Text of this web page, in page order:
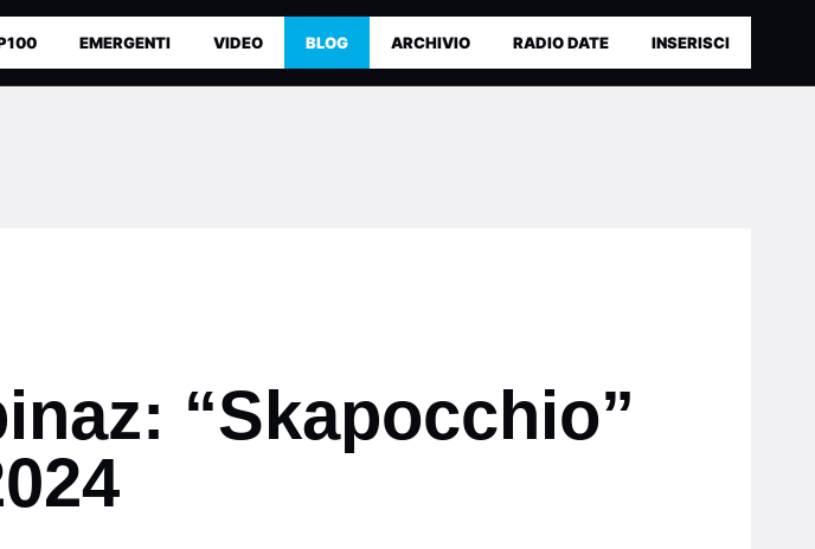
EMERGENTI VIDEO BLOG ARCHIVIO RADIO DATE INSERISCI
“Skapocchio”